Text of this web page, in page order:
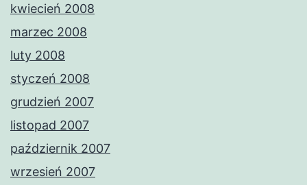
kwiecień 2008
marzec 2008
luty 2008
styczeń 2008
grudzień 2007
listopad 2007
październik 2007
wrzesień 2007